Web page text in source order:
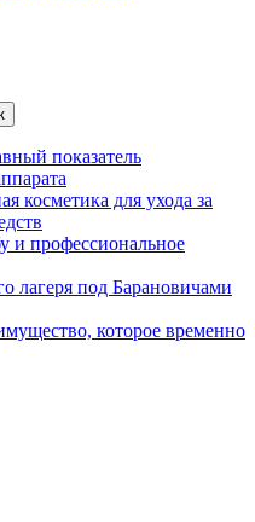
показатель
косметика для ухода за
и профессиональное
лагеря под Барановичами
которое временно